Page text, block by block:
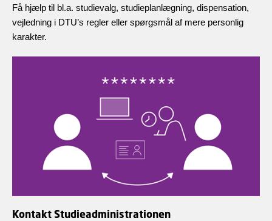
Få hjælp til bl.a. studievalg, studieplanlægning, dispensation,
vejledning i DTU’s regler eller spørgsmål af mere personlig
karakter.
Kontakt Studieadministrationen